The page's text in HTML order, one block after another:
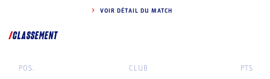
VOIR DÉTAIL DU MATCH
CLASSEMENT
POS. CLUB PTS